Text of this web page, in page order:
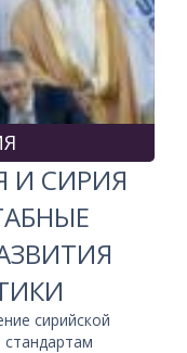
И СИРИЯ
сирийской